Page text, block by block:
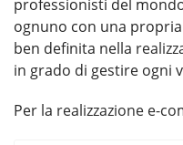
professionisti del
ognuno con una
ben definita nella
in grado di gestire ogni
Per la realizzazione e-